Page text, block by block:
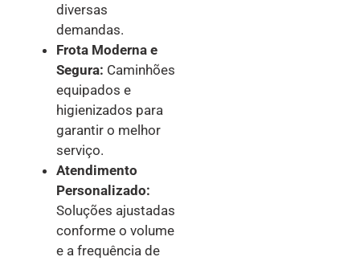
diversas
demandas.
Frota Moderna e
Segura: Caminhões
equipados e
higienizados para
garantir o melhor
serviço.
Atendimento
Personalizado:
Soluções ajustadas
conforme o volume
e a frequência de